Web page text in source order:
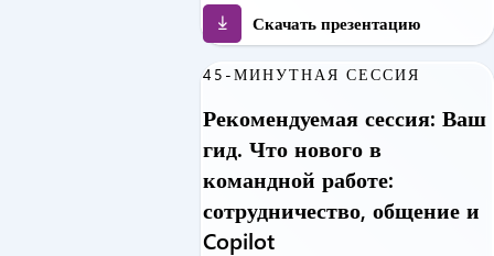
Скачать презентацию
45-МИНУТНАЯ СЕССИЯ
Рекомендуемая сессия: Ваш
гид. Что нового в
командной работе:
сотрудничество, общение и
Copilot